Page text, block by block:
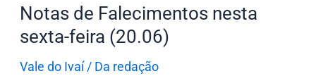
Notas de Falecimentos nesta
sexta-feira (20.06)
Vale do Ivaí/ Da redação